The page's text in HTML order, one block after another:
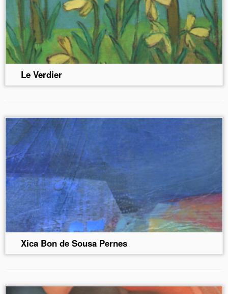
Le Verdier
Xica Bon de Sousa Pernes